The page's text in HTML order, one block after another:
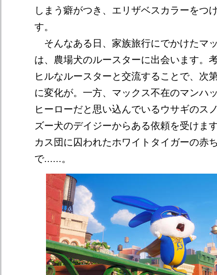
しまう癖がつき、エリザベスカラーをつ
す。
そんなある日、家族旅行にでかけたマ
は、農場犬のルースターに出会います。
ヒルなルースターと交流することで、次
に変化が。一方、マックス不在のマンハ
ヒーローだと思い込んでいるウサギのス
ズー犬のデイジーからある依頼を受けま
カス団に囚われたホワイトタイガーの赤
で......。